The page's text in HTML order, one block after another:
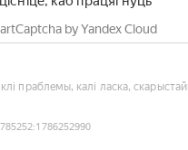
by Yandex Cloud
праблемы, калі ласка,
:1786252990